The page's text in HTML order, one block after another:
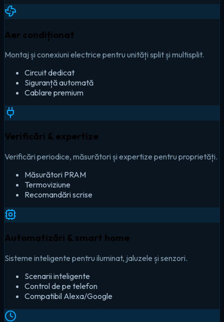
Aer condiționat
Montaj și conexiuni electrice pentru unități split și multisplit.
Circuit dedicat
Siguranță automată
Cablare premium
Verificări & expertize
Verificări periodice, măsurători și expertize pentru proprietăți.
Măsurători PRAM
Termoviziune
Recomandări scrise
Automatizări & smart home
Sisteme inteligente pentru iluminat, jaluzele și senzori.
Scenarii inteligente
Control de pe telefon
Compatibil Alexa/Google